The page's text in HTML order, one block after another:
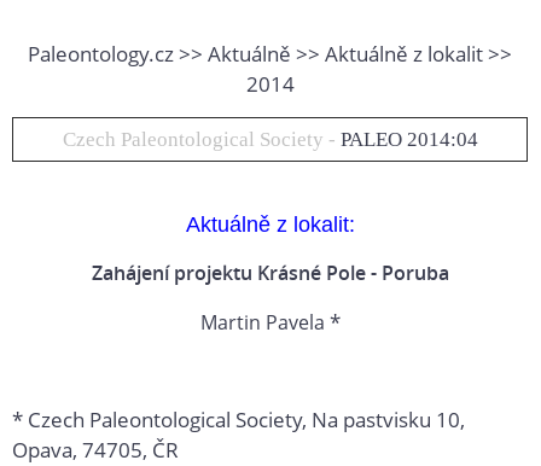
Paleontology.cz >> Aktuálně >> Aktuálně z lokalit >>
2014
Czech Paleontological Society - PALEO 2014:04
Aktuálně z lokalit:
Zahájení projektu Krásné Pole - Poruba
Martin Pavela *
* Czech Paleontological Society, Na pastvisku 10,
Opava, 74705, ČR